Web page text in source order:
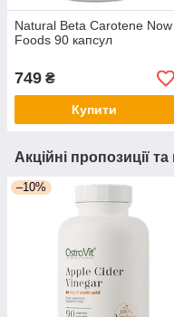
Natural Beta Carotene Now
Foods 90 капсул
749 ₴
Купити
Акційні пропозиції
–10%